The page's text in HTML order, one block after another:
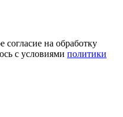
на обработку
с условиями политики